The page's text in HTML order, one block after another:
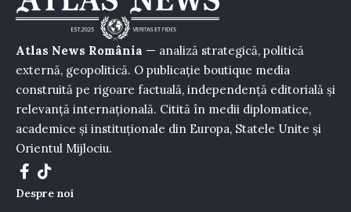
Atlas News România — analiză strategică, politică
externă, geopolitică. O publicație boutique media
construită pe rigoare factuală, independență editorială și
relevanță internațională. Citită în medii diplomatice,
academice și instituționale din Europa, Statele Unite și
Orientul Mijlociu.
Despre noi